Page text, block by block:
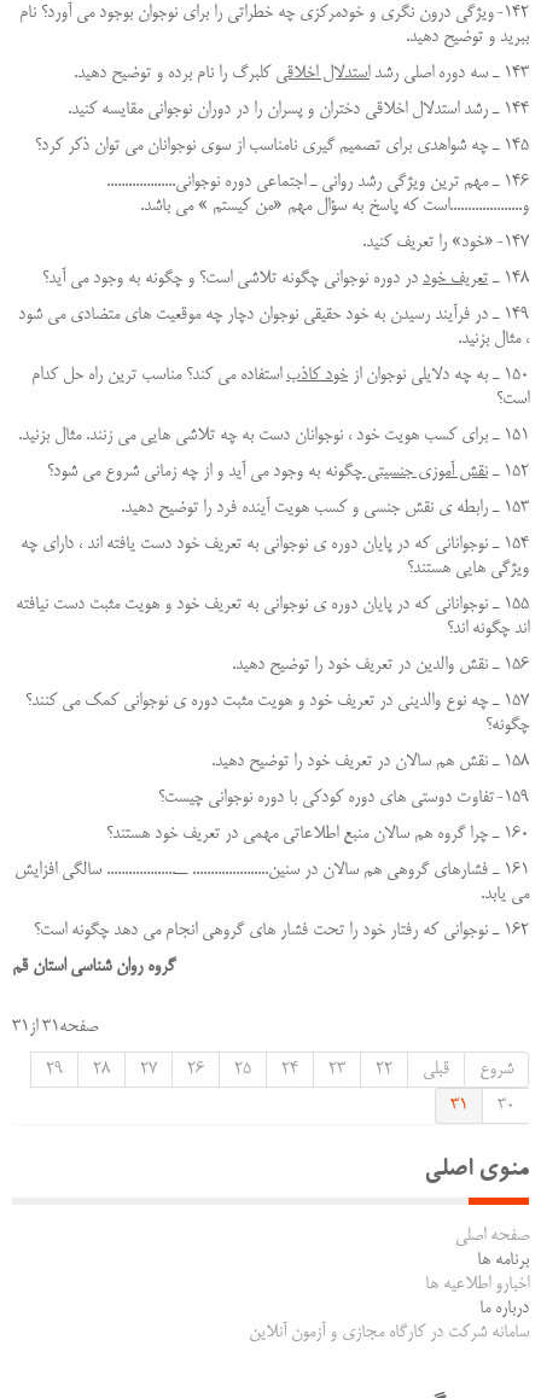
142-ویژگی درون نگری و خودمرکزی چه خطراتی را برای نوجوان بوجود می آورد؟ نام
ببرید و توضیح دهید.
143 ـ سه دوره اصلي رشد
استدلال اخلاقي كلبرگ را نام برده و توضيح دهيد.
144 ـ رشد استدلال اخلاقي دختران و پسران را در دوران نوجواني مقايسه كنيد.
145 ـ چه شواهدی برای تصمیم گیری نامناسب از سوی نوجوانان می توان ذکر کرد؟
146 ـ مهم ترين ويژگي رشد رواني ـ اجتماعي دوره نوجواني...................
و....................است كه پاسخ به سؤال مهم «من كيستم » مي باشد.
147-«خود» را تعریف کنید.
148 ـ
تعريف خود در دوره نوجواني چگونه تلاشي است؟ و چگونه به وجود مي آيد؟
149 ـ در فرآيند رسيدن به خود حقيقي نوجوان دچار چه موقعيت هاي متضادي مي شود
، مثال بزنيد.
150 ـ به چه دلايلي نوجوان از
خود كاذب استفاده مي كند؟ مناسب ترين راه حل كدام
است؟
151 ـ براي كسب هويت خود ، نوجوانان دست به چه تلاشي هايي مي زنند. مثال بزنيد.
152 ـ
نقش آموزي جنسيتي چگونه به وجود مي آيد و از چه زماني شروع مي شود؟
153 ـ رابطه ي نقش جنسي و كسب هويت آينده فرد را توضيح دهيد.
154 ـ نوجواناني كه در پایان دوره ي نوجواني به تعريف خود دست يافته اند ، داراي چه
ويژگي هايي هستند؟
155 ـ نوجواناني كه در پايان دوره ي نوجواني به تعريف خود و هويت مثبت دست نيافته
اند چگونه اند؟
156 ـ نقش والدين در تعريف خود را توضيح دهيد.
157 ـ چه نوع والديني در تعريف خود و هويت مثبت دوره ي نوجواني كمك مي كنند؟
چگونه؟
158 ـ نقش هم سالان در تعريف خود را توضيح دهيد.
159-تفاوت دوستی های دوره کودکی با دوره نوجوانی چیست؟
160 ـ چرا گروه هم سالان منبع اطلاعاتي مهمي در تعريف خود هستند؟
161 ـ فشارهاي گروهي هم سالان در سنين..................... ــ................... سالگي افزايش
مي يابد.
162 ـ نوجواني كه رفتار خود را تحت فشار هاي گروهي انجام مي دهد چگونه است؟
گروه روان شناسی استان قم
صفحه31 از31
شروع
قبلی 22
23
24
25
26
27
28
29
30
31
منوی اصلی
صفحه اصلی
برنامه ها
اخبارو اطلاعیه ها
درباره ما
سامانه شرکت در کارگاه مجازی و آزمون آنلاین